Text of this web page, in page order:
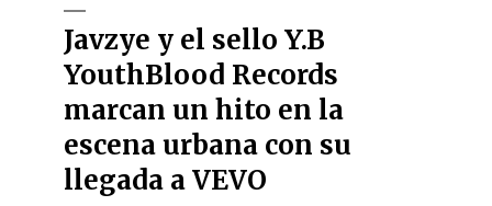
Javzye y el sello Y.B
YouthBlood Records
marcan un hito en la
escena urbana con su
llegada a VEVO